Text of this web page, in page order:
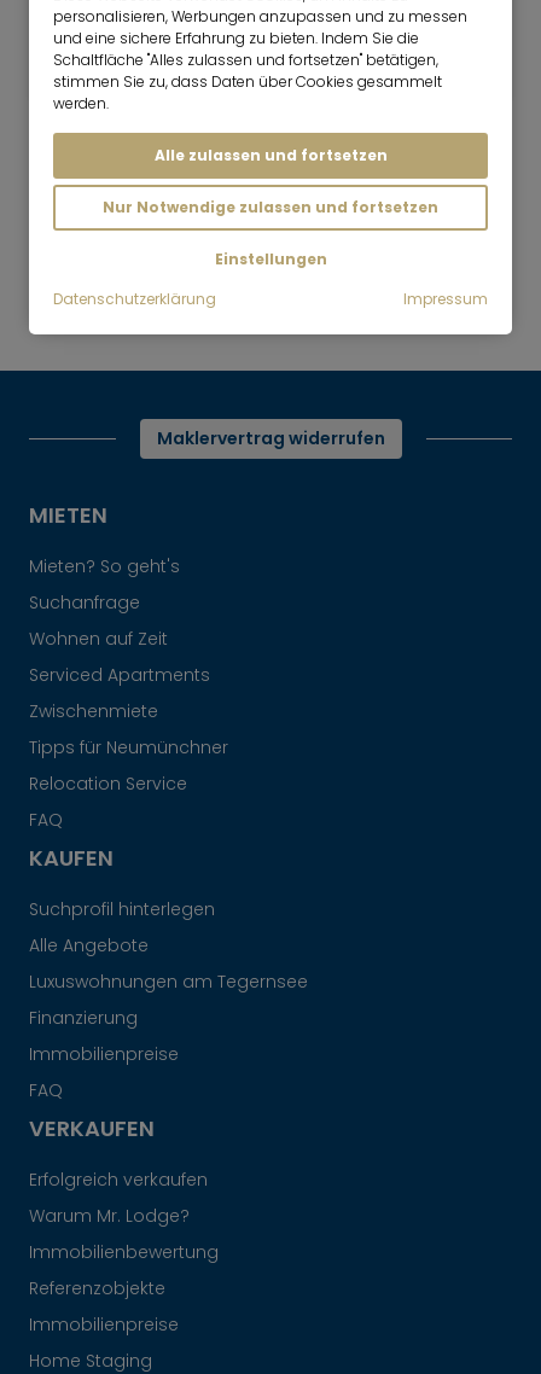
2 Zimmer
60 m²
Herrsching am Ammersee
€/Monat
Mr. Lodge | Suchen.Finden.Leben.
Möblierte Dachgeschosswohnung
nach oben
Maklervertrag widerrufen
MIETEN
Mieten? So geht's
Suchanfrage
Wohnen auf Zeit
Serviced Apartments
Zwischenmiete
Tipps für Neumünchner
Relocation Service
FAQ
KAUFEN
Suchprofil hinterlegen
Alle Angebote
Luxuswohnungen am Tegernsee
Finanzierung
Immobilienpreise
FAQ
VERKAUFEN
Erfolgreich verkaufen
Warum Mr. Lodge?
Immobilienbewertung
Referenzobjekte
Immobilienpreise
Home Staging
personalisieren, Werbungen anzupassen und zu messen
und eine sichere Erfahrung zu bieten. Indem Sie die
Schaltfläche "Alles zulassen und fortsetzen" betätigen,
stimmen Sie zu, dass Daten über Cookies gesammelt
werden.
Alle zulassen und fortsetzen
Nur Notwendige zulassen und fortsetzen
Einstellungen
Datenschutzerklärung
Impressum